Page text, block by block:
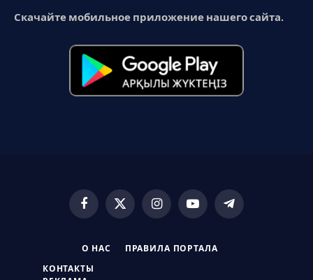
Скачайте мобильное приложение нашего сайта.
Facebook
X
InstagramYouTubeTelegram
О НАС ПРАВИЛА ПОРТАЛА
КОНТАКТЫ